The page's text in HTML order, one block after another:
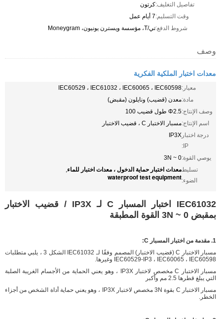
تفاصيل التغليف:كرتون
وقت التسليم:7 أيام عمل
شروط الدفع:تي/T، مؤسسة ويسترن يونيون، Moneygram
وصف
معدات اختبار الملكية الفكرية
معيار:IEC60529 ، IEC61032 ، IEC60065 ، IEC60598
مادة:معدن (قضيب) ونايلون (مقبض)
وصف الإنتاج:Φ2.5 طول قضيب 100
اسم الإنتاج:مسبار الاختبار C ، قضيب الاختبار
درجة اختبار
IP:
IP3X
يوصي القوة:0 ~ 3N
تسليط
الضوء:
معدات اختبار حماية الدخول ، معدات اختبار للماء,
waterproof test equipment
IEC61032 اختبار المسبار C لـ IP3X / قضيب الاختبار
بمقبض 0 ~ 3N القوة المطبقة
1. مقدمة من اختبار المسبار C:
مسبار الاختبار C (قضيب الاختبار) المصمم وفقًا لـ IEC61032 الشكل 3 ، يلبي متطلبات
IEC60529-IP3 ، IEC60065 ، IEC60598 وغيرها.
مسبار الاختبار C مخصص لاختبار IP3X ، وهو يعني الحماية من الأجسام الغريبة الصلبة
التي يبلغ قطرها 2.5 مم وأكبر
مسبار الاختبار C بقوة 3N مخصص لاختبار IP3X ، وهو يعني حماية أداة الشخص من أجزاء
الخطر.